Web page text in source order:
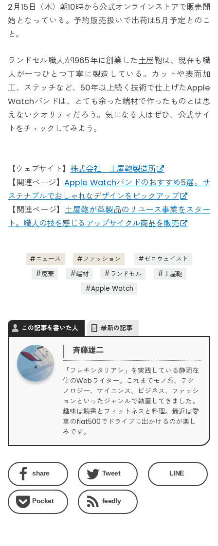
2月15日（木）朝10時から公式オンラインストアで販売開
始となっている。予約販売扱いで出荷は5月予定とのこ
と。
ランドセル職人が1965年に創業した土屋鞄は、現在も職
人が一つひとつ丁寧に製造している。カットや表面加
工、ステッチなど、50年以上続く技術で仕上げたApple
Watchバンドは、とても余った端材で作ったものとは思
えないクオリティだろう。気になる人はぜひ、公式サイ
トをチェックしてみよう。
【ウェブサイト】株式会社 土屋鞄製造所
【関連ページ】Apple Watchバンドのおすすめ5選。サ
ステナブルでおしゃれなデザインをピックアップ
【関連ページ】 土屋鞄が革製品のリユース事業をスター
ト。職人の技を感じるアップサイクル商品を販売
ニュース ファッション
ゼロウェイスト
廃棄
端材 ランドセル
土屋鞄
Apple Watch
この記事を書いた人 最新の記事
斉藤雄二
「フレキシタリアン」を実践している静岡在
住のWebライター。これまでモノ系、テク
ノロジー、サイエンス、ビジネス、ファッシ
ョンといったジャンルで執筆してきました。
趣味は読書とフィットネスと料理。最近は愛
車のfiat500でドライブに出かけるのが楽し
みです。
share Tweet LINE
Pocket feedly